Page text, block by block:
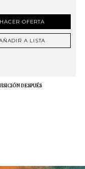
HACER OFERTA
A LISTA
DESPUÉS